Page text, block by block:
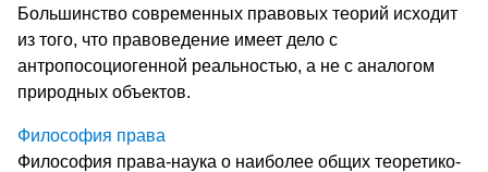
Большинство современных правовых теорий исходит
из того, что правоведение имеет дело с
антропосоциогенной реальностью, а не с аналогом
природных объектов.
Философия права
Философия права-наука о наиболее общих теоретико-